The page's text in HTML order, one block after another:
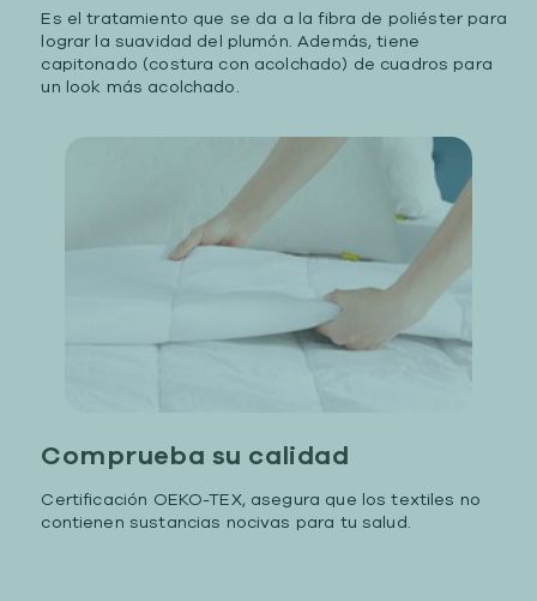
Es el tratamiento que se da a la fibra de poliéster para
lograr la suavidad del plumón. Además, tiene
capitonado (costura con acolchado) de cuadros para
un look más acolchado.
Comprueba su calidad
Certificación OEKO-TEX, asegura que los textiles no
contienen sustancias nocivas para tu salud.